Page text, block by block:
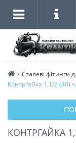
Сталеві фітинги
Контргайка 1,1/2 (40)
КОНТРГАЙКА